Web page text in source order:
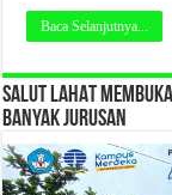
Baca Selanjutnya...
SALUT LAHAT
BANYAK JURUSAN